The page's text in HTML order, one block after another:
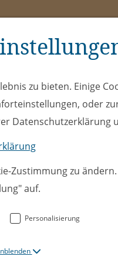
zu bieten. Einige
oder
Datenschutzerklärung
Zustimmung zu
auf.
Personalisierung